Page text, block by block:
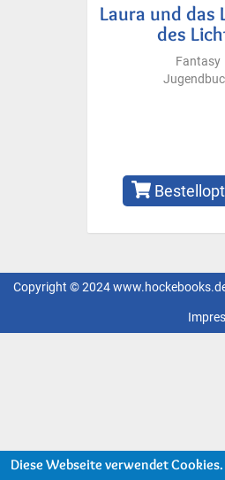
Laura und das
des
Fantasy
Copyright © 2024
Diese Webseite verwendet Cookies.